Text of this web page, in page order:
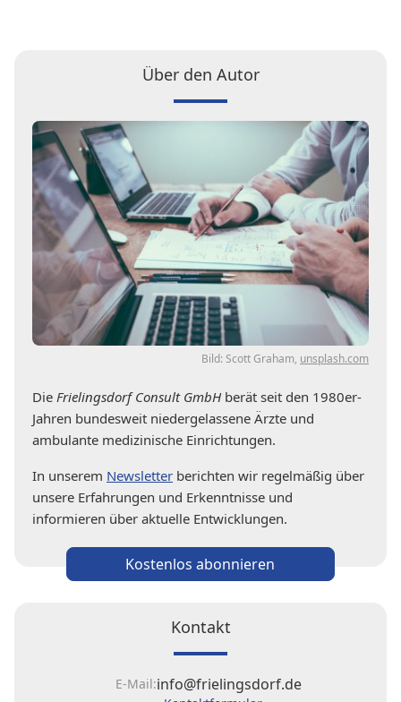
Kontakt
E-Mail:info@frielingsdorf.de
Über den Autor
Bild: Scott Graham, unsplash.com
Die Frielingsdorf Consult GmbHberät seit den 1980er-
Jahren bundesweit niedergelassene Ärzte und
ambulante medizinische Einrichtungen.
In unserem Newsletter berichten wir regelmäßig über
unsere Erfahrungen und Erkenntnisse und
informieren über aktuelle Entwicklungen.
Kostenlos abonnieren